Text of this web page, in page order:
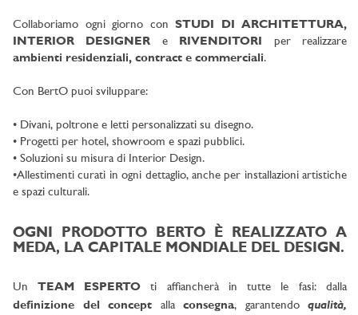
Collaboriamo ogni giorno con STUDI DI ARCHITETTURA,
INTERIOR DESIGNER e RIVENDITORI per realizzare
ambienti residenziali, contract e commerciali.
Con BertO puoi sviluppare:
• Divani, poltrone e letti personalizzati su disegno.
• Progetti per hotel, showroom e spazi pubblici.
• Soluzioni su misura di Interior Design.
•Allestimenti curati in ogni dettaglio, anche per installazioni artistiche
e spazi culturali.
OGNI PRODOTTO BERTO È REALIZZATO A
MEDA, LA CAPITALE MONDIALE DEL DESIGN.
Un TEAM ESPERTO ti affiancherà in tutte le fasi: dalla
definizione del concept alla consegna, garantendo qualità,